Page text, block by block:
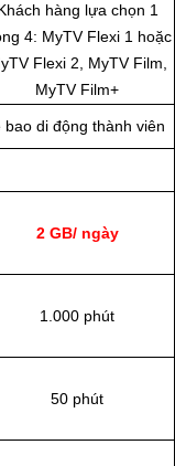
hàng lựa chọn 1
4: MyTV Flexi 1 hoặc
Flexi 2, MyTV Film,
MyTV Film+
di động thành viên
2 GB/ ngày
1.000 phút
50 phút